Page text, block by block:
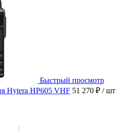
Быстрый просмотр
Hytera HP605 VHF 51 270 ₽ / шт